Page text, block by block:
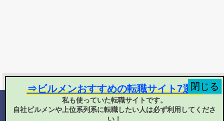
2025 ヘタ・レイ
⇒ビルメンおすすめの転職サイト7選！
私も使っていた転職サイトです。
自社ビルメンや上位系列系に転職したい人は必ず利用してくださ
い！